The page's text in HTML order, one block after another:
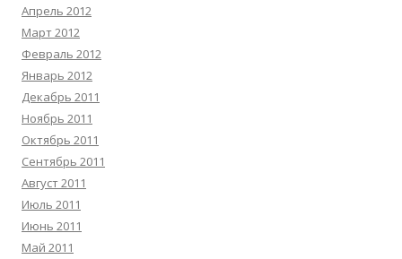
Апрель 2012
Март 2012
Февраль 2012
Январь 2012
Декабрь 2011
Ноябрь 2011
Октябрь 2011
Сентябрь 2011
Август 2011
Июль 2011
Июнь 2011
Май 2011